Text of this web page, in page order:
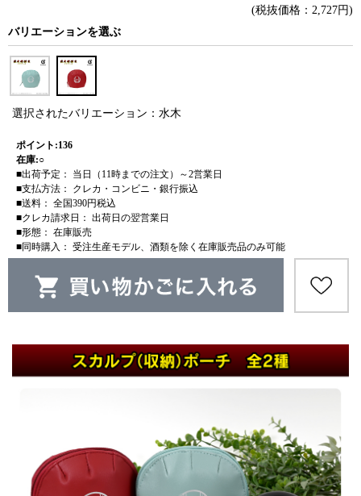
(税抜価格：2,727円)
バリエーションを選ぶ
選択されたバリエーション：水木
ポイント:136
在庫:○
■出荷予定： 当日（11時までの注文）～2営業日
■支払方法： クレカ・コンビニ・銀行振込
■送料： 全国390円税込
■クレカ請求日： 出荷日の翌営業日
■形態： 在庫販売
■同時購入： 受注生産モデル、酒類を除く在庫販売品のみ可能